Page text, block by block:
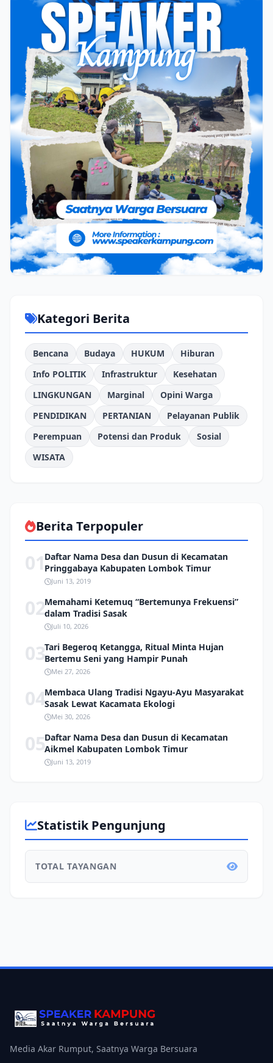
Kategori Berita
Bencana Budaya HUKUM
Hiburan
Info POLITIK
Infrastruktur
Kesehatan
LINGKUNGAN
Marginal
Opini Warga
PENDIDIKAN
PERTANIAN
Pelayanan Publik
Perempuan
Potensi dan Produk
Sosial
WISATA
Berita Terpopuler
01Daftar Nama Desa dan Dusun di Kecamatan
Pringgabaya Kabupaten Lombok Timur
Juni 13, 2019
02Memahami Ketemuq “Bertemunya Frekuensi”
dalam Tradisi Sasak
Juli 10, 2026
03Tari Begeroq Ketangga, Ritual Minta Hujan
Bertemu Seni yang Hampir Punah
Mei 27, 2026
04Membaca Ulang Tradisi Ngayu-Ayu Masyarakat
Sasak Lewat Kacamata Ekologi
Mei 30, 2026
05Daftar Nama Desa dan Dusun di Kecamatan
Aikmel Kabupaten Lombok Timur
Juni 13, 2019
Statistik Pengunjung
TOTAL TAYANGAN
Media Akar Rumput, Saatnya Warga Bersuara